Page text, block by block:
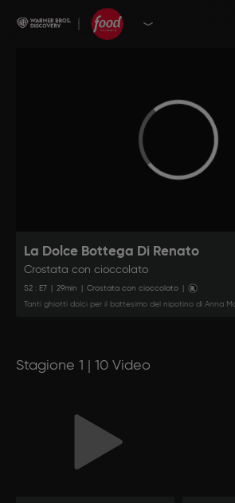
La Dolce Bottega Di Renato
Crostata con cioccolato
S2 : E7 29min Crostata con cioccolato
Tanti ghiotti dolci per il battesimo del nipotino di Anna
Stagione 1 | 10 Video